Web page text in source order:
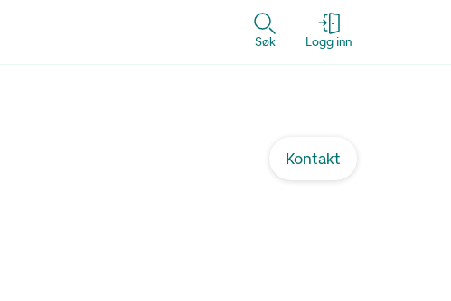
Søk Logg inn
Kontakt